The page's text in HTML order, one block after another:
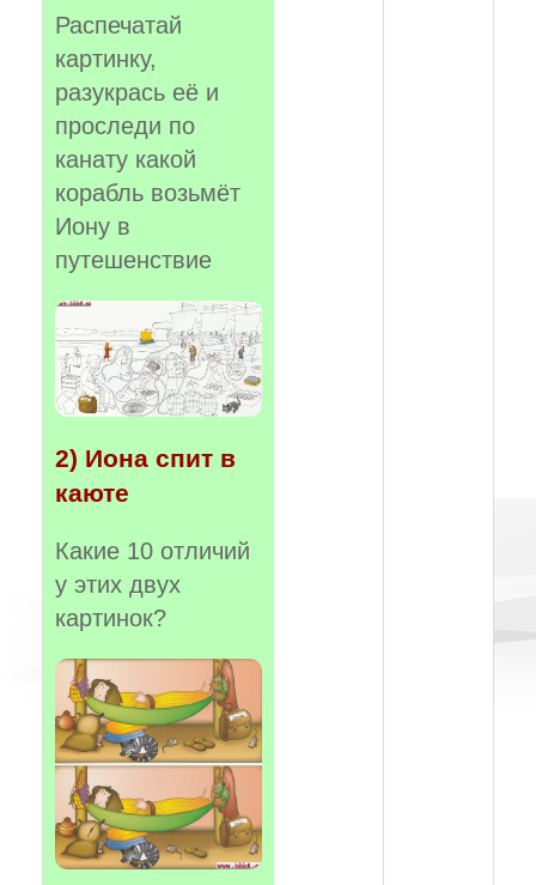
Распечатай
картинку,
разукрась её и
проследи по
канату какой
корабль возьмёт
Иону в
путешенствие
2) Иона спит в
каюте
Какие 10 отличий
у этих двух
картинок?